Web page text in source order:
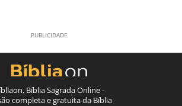
Bíblia Sagrada Online -
completa e gratuita da Bíblia